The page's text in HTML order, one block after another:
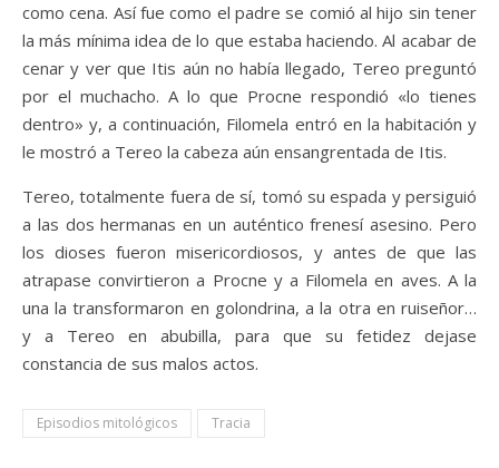
como cena. Así fue como el padre se comió al hijo sin tener
la más mínima idea de lo que estaba haciendo. Al acabar de
cenar y ver que Itis aún no había llegado, Tereo preguntó
por el muchacho. A lo que Procne respondió «lo tienes
dentro» y, a continuación, Filomela entró en la habitación y
le mostró a Tereo la cabeza aún ensangrentada de Itis.
Tereo, totalmente fuera de sí, tomó su espada y persiguió
a las dos hermanas en un auténtico frenesí asesino. Pero
los dioses fueron misericordiosos, y antes de que las
atrapase convirtieron a Procne y a Filomela en aves. A la
una la transformaron en golondrina, a la otra en ruiseñor…
y a Tereo en abubilla, para que su fetidez dejase
constancia de sus malos actos.
Episodios mitológicos Tracia